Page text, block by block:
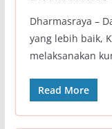
Dharmasraya –
yang lebih baik,
melaksanakan
Read More